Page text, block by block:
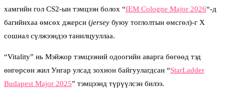
хамгийн гол CS2-ын тэмцээн болох “IEM Cologne Major 2026“-д
багийнхаа өмсөх джерси (jersey буюу тоглолтын өмсгөл)-г X
сошиал сүлжээндээ танилцууллаа.
“Vitality” нь Мэйжор тэмцээний одоогийн аварга бөгөөд тэд
өнгөрсөн жил Унгар улсад зохион байгуулагдсан “StarLadder
Budapest Major 2025” тэмцээнд түрүүлсэн билээ.